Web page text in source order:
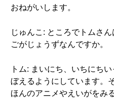
おねがいします。
じゅんこ: ところでトムさ
ごがじょうずなんですか。
トム: まいにち、いちにち
ぼえるようにしています。
ほんのアニメやえいがをみ